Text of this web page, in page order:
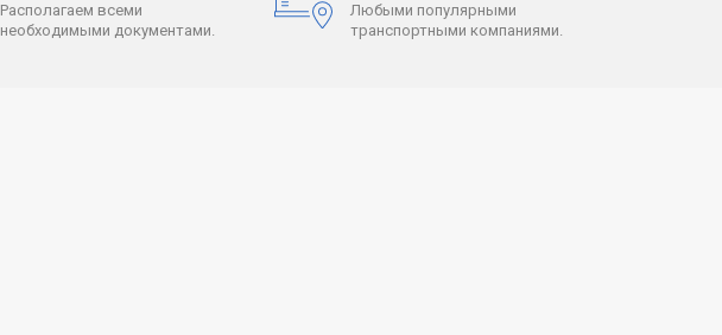
Располагаем всеми
необходимыми документами.
Любыми популярными
транспортными компаниями.